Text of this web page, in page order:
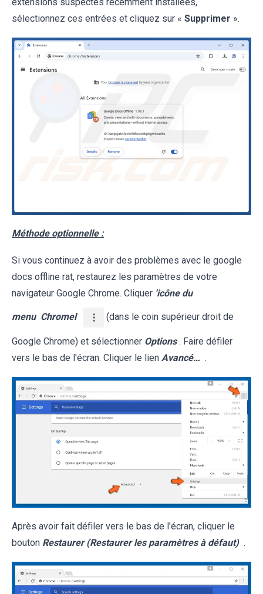
sélectionnez ces entrées et cliquez sur « Supprimer ».
Méthode optionnelle :
Si vous continuez à avoir des problèmes avec le google
docs offline rat, restaurez les paramètres de votre
navigateur Google Chrome. Cliquer 'icône du
menu Chromel (dans le coin supérieur droit de
Google Chrome) et sélectionner Options . Faire défiler
vers le bas de l'écran. Cliquer le lien Avancé… .
Après avoir fait défiler vers le bas de l'écran, cliquer le
bouton Restaurer (Restaurer les paramètres à défaut) .